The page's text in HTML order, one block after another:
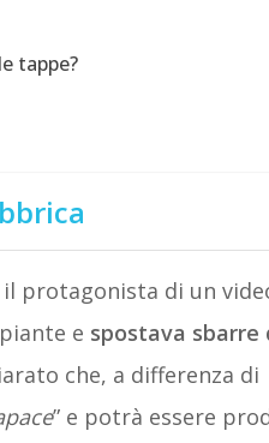
tappe?
protagonista di un
e spostava
che, a differenza
” e potrà essere